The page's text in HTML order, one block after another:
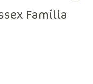
Família